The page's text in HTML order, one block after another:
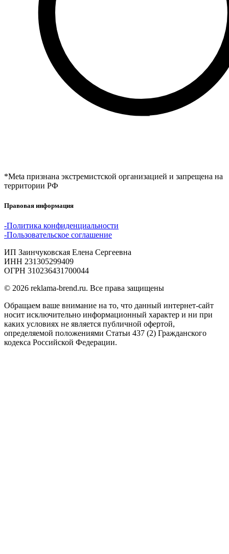
*Meta признана экстремистской организацией и запрещена на
территории РФ
Правовая информация
-Политика конфиденциальности
-Пользовательское соглашение
ИП Заинчуковская Елена Сергеевна
ИНН 231305299409
ОГРН 310236431700044
© 2026 reklama-brend.ru. Все права защищены
Обращаем ваше внимание на то, что данный интернет-сайт
носит исключительно информационный характер и ни при
каких условиях не является публичной офертой,
определяемой положениями Статьи 437 (2) Гражданского
кодекса Российской Федерации.